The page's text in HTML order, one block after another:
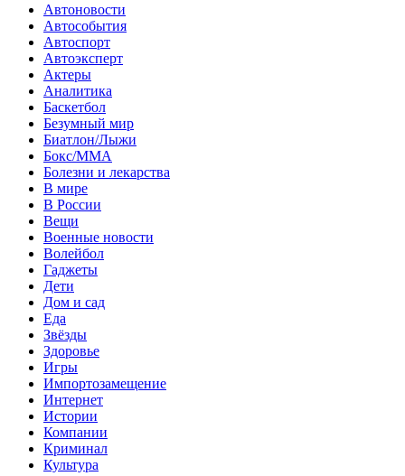
Автоновости
Автособытия
Автоспорт
Автоэксперт
Актеры
Аналитика
Баскетбол
Безумный мир
Биатлон/Лыжи
Бокс/MMA
Болезни и лекарства
В мире
В России
Вещи
Военные новости
Волейбол
Гаджеты
Дети
Дом и сад
Еда
Звёзды
Здоровье
Игры
Импортозамещение
Интернет
Истории
Компании
Криминал
Культура